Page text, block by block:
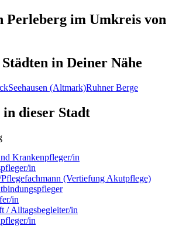
Perleberg im Umkreis von
Städten in Deiner Nähe
Seehausen (Altmark)Ruhner Berge
in dieser Stadt
Krankenpfleger/in
in
(Vertiefung Akutpflege)
in
/ Alltagsbegleiter/in
in